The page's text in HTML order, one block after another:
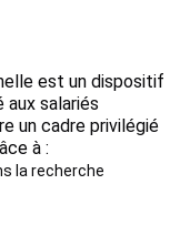
est un dispositif
salariés
un cadre privilégié
à :
la recherche